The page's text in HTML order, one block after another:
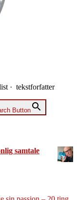
· tekstforfatter
Button
samtale